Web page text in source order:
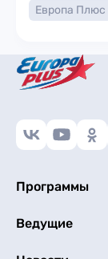
Европа Плюс
Программы
Ведущие